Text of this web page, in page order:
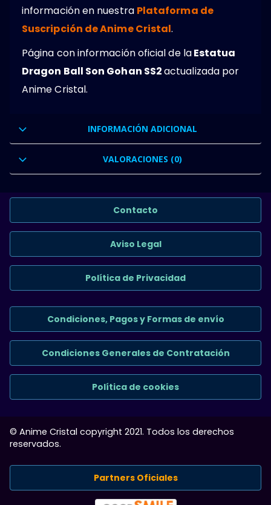
información en nuestra Plataforma de
Suscripción de Anime Cristal.
Página con información oficial de laEstatua
Dragon Ball Son Gohan SS2actualizada por
Anime Cristal.
INFORMACIÓN ADICIONAL
VALORACIONES (0)
Contacto
Aviso Legal
Política de Privacidad
Condiciones, Pagos y Formas de envío
Condiciones Generales de Contratación
Política de cookies
© Anime Cristal copyright 2021. Todos los derechos
reservados.
Partners Oficiales